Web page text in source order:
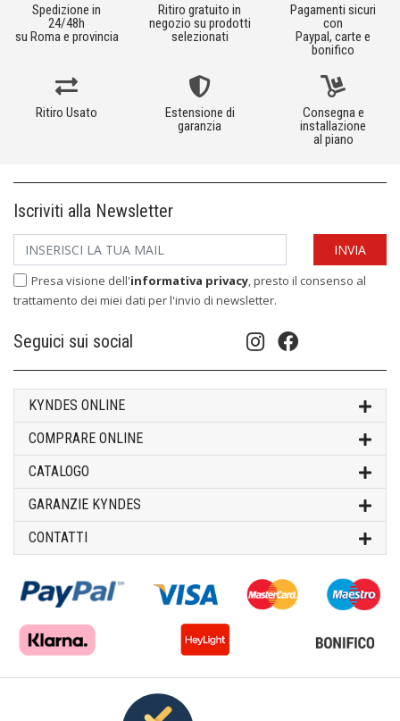
Spedizione in
24/48h
su Roma e provincia
Ritiro gratuito in
negozio su prodotti
selezionati
Pagamenti sicuri
con
Paypal, carte e
bonifico
Ritiro Usato
Estensione di
garanzia
Consegna e
installazione
al piano
Iscriviti alla Newsletter
Presa visione dell'informativa privacy , presto il consenso al
trattamento dei miei dati per l'invio di newsletter.
Seguici sui social
KYNDES ONLINE
COMPRARE ONLINE
CATALOGO
GARANZIE KYNDES
CONTATTI